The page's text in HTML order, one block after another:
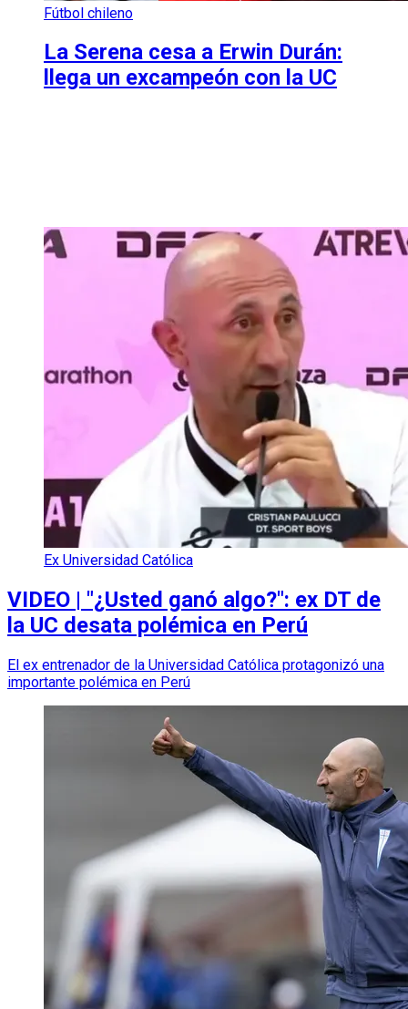
Fútbol chileno
La Serena cesa a Erwin Durán:
llega un excampeón con la UC
Ex Universidad Católica
VIDEO | "¿Usted ganó algo?": ex DT de
la UC desata polémica en Perú
El ex entrenador de la Universidad Católica protagonizó una
importante polémica en Perú